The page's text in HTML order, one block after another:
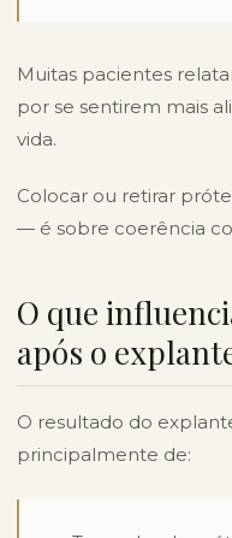
Muitas pacientes
por se sentirem mais
vida.
Colocar ou retirar
— é sobre coerência
O que
após o
O resultado do
principalmente de: